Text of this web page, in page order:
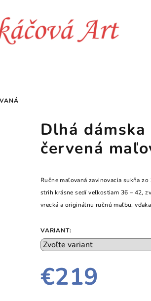
Dlhá
červená
Ručne maľovaná zavinovacia sukňa
strih krásne sedí veľkostiam 36 – 42,
vrecká a originálnu ručnú maľbu,
VARIANT:
€219